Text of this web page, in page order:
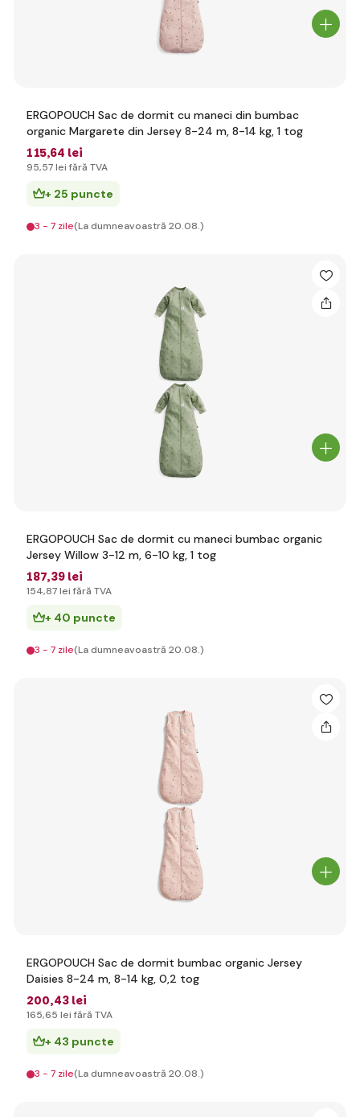
ERGOPOUCH Sac de dormit cu maneci din bumbac
organic Margarete din Jersey 8-24 m, 8-14 kg, 1 tog
115,64 lei
95,57 lei fără TVA
+ 25 puncte
3 - 7 zile(La dumneavoastră 20.08.)
ERGOPOUCH Sac de dormit cu maneci bumbac organic
Jersey Willow 3-12 m, 6-10 kg, 1 tog
187,39 lei
154,87 lei fără TVA
+ 40 puncte
3 - 7 zile(La dumneavoastră 20.08.)
ERGOPOUCH Sac de dormit bumbac organic Jersey
Daisies 8-24 m, 8-14 kg, 0,2 tog
200,43 lei
165,65 lei fără TVA
+ 43 puncte
3 - 7 zile(La dumneavoastră 20.08.)